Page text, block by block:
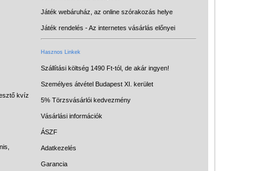
kvíz
Játék webáruház, az online szórakozás helye
Játék rendelés - Az internetes vásárlás előnyei
Hasznos Linkek
Szállítási költség 1490 Ft-tól, de akár ingyen!
Személyes átvétel Budapest XI. kerület
5% Törzsvásárlói kedvezmény
Vásárlási információk
ÁSZF
Adatkezelés
Garancia
Licenszes TOP
gyerekajándékok
LOGICO
LÜK